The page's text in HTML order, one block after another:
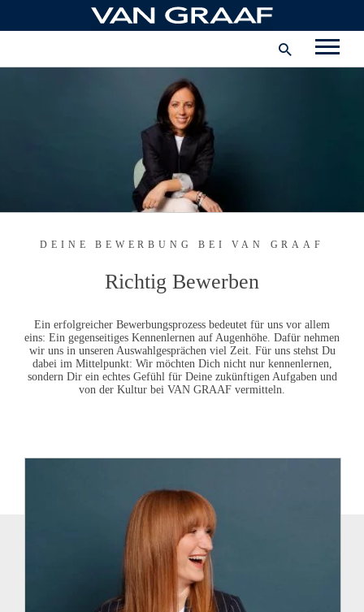
springen
Unternehmen
Schweiz
INSTAGRAM
FACEBOOK
DEINE BEWERBUNG BEIVAN GRAAF
Richtig Bewerben
Ein erfolgreicher Bewerbungsprozess bedeutet für uns vor allem
eins: Ein gegenseitiges Kennenlernen auf Augenhöhe. Dafür nehmen
wir uns in unseren Auswahlgesprächen viel Zeit. Für uns stehst Du
dabei im Mittelpunkt: Wir möchten Dich nicht nur kennenlernen,
sondern Dir ein echtes Gefühl für Deine zukünftigen Aufgaben und
von der Kultur bei VAN GRAAF vermitteln.